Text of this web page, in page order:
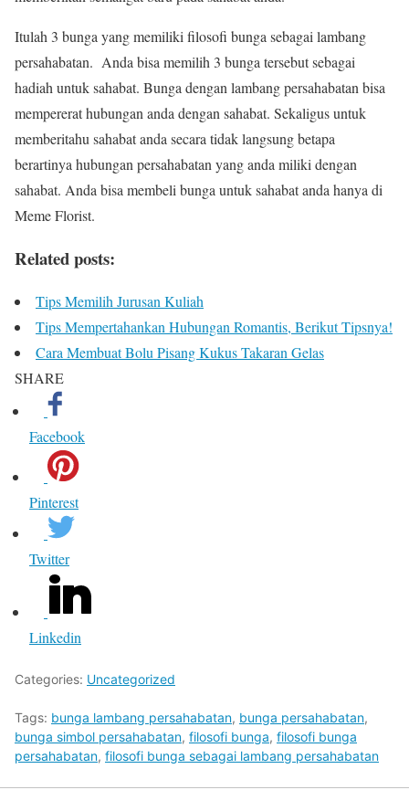
Itulah 3 bunga yang memiliki filosofi bunga sebagai lambang
persahabatan. Anda bisa memilih 3 bunga tersebut sebagai
hadiah untuk sahabat. Bunga dengan lambang persahabatan bisa
mempererat hubungan anda dengan sahabat. Sekaligus untuk
memberitahu sahabat anda secara tidak langsung betapa
berartinya hubungan persahabatan yang anda miliki dengan
sahabat. Anda bisa membeli bunga untuk sahabat anda hanya di
Meme Florist.
Related posts:
Tips Memilih Jurusan Kuliah
Tips Mempertahankan Hubungan Romantis, Berikut Tipsnya!
Cara Membuat Bolu Pisang Kukus Takaran Gelas
SHARE
Facebook
Pinterest
Twitter
Linkedin
Categories: Uncategorized
Tags: bunga lambang persahabatan, bunga persahabatan,
bunga simbol persahabatan, filosofi bunga, filosofi bunga
persahabatan, filosofi bunga sebagai lambang persahabatan